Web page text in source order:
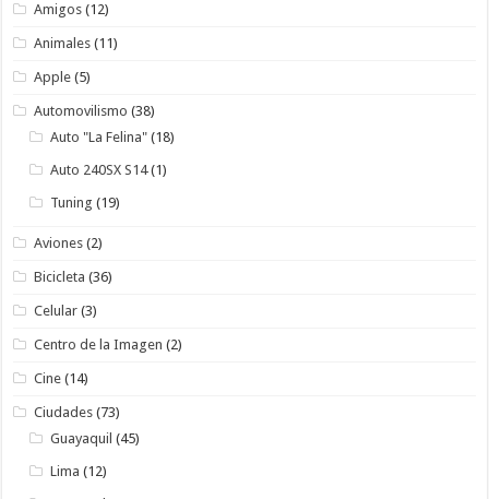
Amigos (12)
Animales (11)
Apple (5)
Automovilismo (38)
Auto "La Felina" (18)
Auto 240SX S14(1)
Tuning (19)
Aviones (2)
Bicicleta (36)
Celular (3)
Centro de la Imagen (2)
Cine (14)
Ciudades (73)
Guayaquil (45)
Lima (12)